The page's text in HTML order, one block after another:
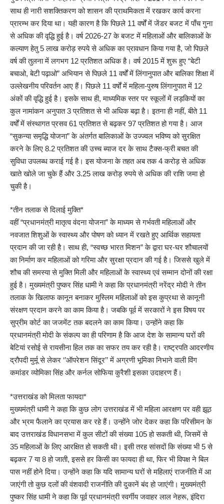
साथ ही नारी सशक्तिकरण को शासन की प्राथमिकता में रखकर कार्य करना
प्रारम्भ कर दिया था। यही कारण है कि पिछले 11 वर्षों में जेंडर बजट में पाँच गुना
से अधिक की वृद्धि हुई है। वर्ष 2026-27 के बजट में महिलाओं और बालिकाओं के
कल्याण हेतु 5 लाख करोड़ रुपये से अधिक का प्रावधान किया गया है, जो पिछले
वर्ष की तुलना में लगभग 12 प्रतिशत अधिक है। वर्ष 2015 में शुरू हुए “बेटी
बचाओ, बेटी पढ़ाओ” अभियान से पिछले 11 वर्षों में लिंगानुपात और बालिका शिक्षा में
उल्लेखनीय परिवर्तन आए हैं। पिछले 11 वर्षों में महिला-पुरुष लिंगानुपात में 12
अंकों की वृद्धि हुई है। इसके साथ ही, माध्यमिक स्तर पर स्कूलों में लड़कियों का
कुल नामांकन अनुपात 3 प्रतिशत से भी अधिक बढ़ा है। इतना ही नहीं, बीते 11
वर्षों में संस्थागत प्रसव 61 प्रतिशत से बढ़कर 97 प्रतिशत हो गया है। आज
“सुकन्या समृद्धि योजना” के अंतर्गत बालिकाओं के उज्ज्वल भविष्य को सुरक्षित
करने के लिए 8.2 प्रतिशत की उच्च ब्याज दर के साथ टैक्स-फ्री बचत की
सुविधा उपलब्ध कराई गई है। इस योजना के तहत अब तक 4 करोड़ से अधिक
खाते खोले जा चुके हैं और 3.25 लाख करोड़ रुपये से अधिक की राशि जमा हो
चुकी है।
*तीन तलाक से दिलाई मुक्ति*
वहीं “प्रधानमंत्री मातृत्व वंदना योजना” के माध्यम से गर्भवती महिलाओं और
नवजात शिशुओं के स्वास्थ्य और पोषण को ध्यान में रखते हुए आर्थिक सहायता
प्रदान की जा रही है। साथ ही, “स्वच्छ भारत मिशन” के द्वारा घर-घर शौचालयों
का निर्माण कर महिलाओं को गरिमा और सुरक्षा प्रदान की गई है। जिससे खुले में
शौच की समस्या से मुक्ति मिली और महिलाओं के स्वास्थ्य एवं सम्मान दोनों की रक्षा
हुई है। मुख्यमंत्री पुष्कर सिंह धामी ने कहा कि प्रधानमंत्री नरेंद्र मोदी ने तीन
तलाक के खिलाफ कानून बनाकर मुस्लिम महिलाओं को इस कुप्रथा से कानूनी
संरक्षण प्रदान करने का काम किया है। जबकि पूर्व में सरकारों ने इस विषय पर
सुप्रीम कोर्ट का जजमेंट तक बदलने का काम किया। उन्होंने कहा कि
प्रधानमंत्री मोदी के संकल्प का ही परिणाम है कि आज देश के सामान्य घरों की
बेटियां रसोई से रायसीना हिल तक का सफर तय कर रही है। राष्ट्रपति आदरणीय
द्रौपदी मुर्मू से लेकर ‘’ऑपरेशन सिंदूर’’ में अग्रणी भूमिका निभाने वाली विंग
कमांडर व्योमिका सिंह और कर्नल सोफिया कुरैशी इसका उदाहरण हैं।
*उत्तराखंड को मिलता फायदा*
मुख्यमंत्री धामी ने कहा कि कुछ लोग उत्तराखंड में भी महिला आरक्षण पर वही झूठ
और भ्रम फैलाने का प्रयास कर रहे हैं। उन्होंने जोर देकर कहा कि परिसीमन के
बाद उत्तराखंड विधानसभा में कुल सीटों की संख्या 105 हो सकती थी, जिसमें से
35 महिलाओं के लिए आरक्षित हो सकती थी। इसी तरह सांसदों कि संख्या भी 5 से
बढ़कर 7 या 8 हो जाती, इससे हर किसी का फायदा ही था, फिर भी विपक्ष ने बिल
पास नहीं होने दिया। उन्होंने कहा कि यदि सामान्य घरों से महिलाएं राजनीति में आ
जाएंगी तो कुछ दलों की वंशवादी राजनीति की दुकानें बंद हो जाएंगी। मुख्यमंत्री
पुष्कर सिंह धामी ने कहा कि पूर्व प्रधानमंत्री स्वर्गीय जवाहर लाल नेहरू, इंदिरा